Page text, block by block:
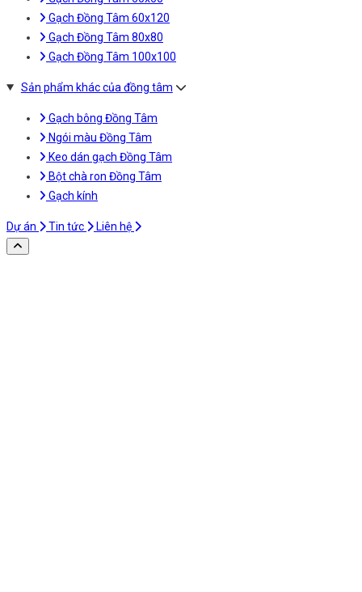
Gạch Đồng Tâm 60x120
Gạch Đồng Tâm 80x80
Gạch Đồng Tâm 100x100
Sản phẩm khác của đồng tâm
Gạch bông Đồng Tâm
Ngói màu Đồng Tâm
Keo dán gạch Đồng Tâm
Bột chà ron Đồng Tâm
Gạch kính
Dự án Tin tức Liên hệ